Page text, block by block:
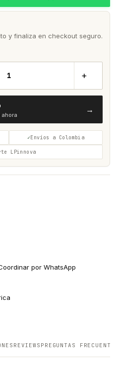
y finaliza en checkout seguro.
+
→
Envíos a Colombia
LPinnova
por WhatsApp
REVIEWS PREGUNTAS FRECUENTES